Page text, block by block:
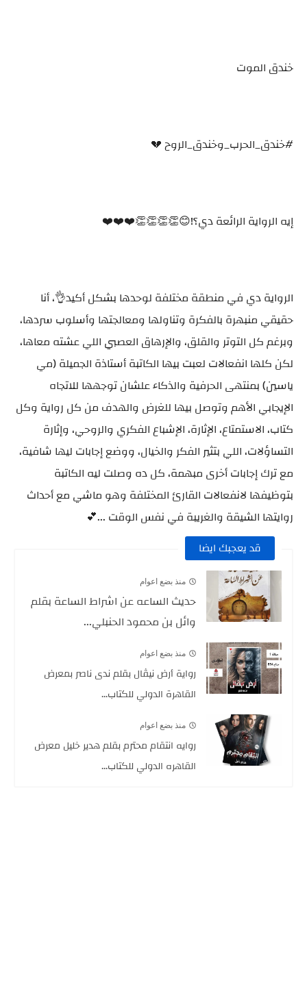
خندق الموت
#خندق_الحرب_وخندق_الروح 💔
إيه الرواية الرائعة دي؟!😊👏👏👏👏❤️❤️❤️
الرواية دي في منطقة مختلفة لوحدها بشكل أكيد👌، أنا
حقيقي منبهرة بالفكرة وتناولها ومعالجتها وأسلوب سردها،
وبرغم كل التوتر والقلق، والإرهاق العصبي اللي عشته معاها،
لكن كلها انفعالات لعبت بيها الكاتبة أستاذة الجميلة (مي
ياسين) بمنتهى الحرفية والذكاء علشان توجهها للاتجاه
الإيجابي الأهم وتوصل بيها للغرض والهدف من كل رواية وكل
كتاب، الاستمتاع، الإثارة، الإشباع الفكري والروحي، وإثارة
التساؤلات، اللي بتثير الفكر والخيال، ووضع إجابات ليها شافية،
مع ترك إجابات أخرى مبهمة، كل ده وصلت ليه الكاتبة
بتوظيفها لانفعالات القارئ المختلفة وهو ماشي مع أحداث
روايتها الشيقة والغريبة في نفس الوقت ...💕
قد يعجبك ايضا
منذ بضع اعوام
حديث الساعه عن اشراط الساعة بقلم
وائل بن محمود الحنبلي...
منذ بضع اعوام
رواية أرض نيڤال بقلم ندى ناصر بمعرض
القاهرة الدولي للكتاب...
منذ بضع اعوام
روايه انتقام محترم بقلم هدير خليل معرض
القاهره الدولي للكتاب...